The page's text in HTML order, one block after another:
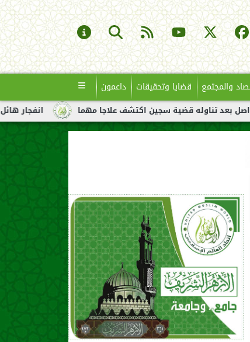
والمجتمع قضايا وتحقيقات داعمون
انفجار هائل لناقلة نفط قضية سجين اكتشف علاجا مهما